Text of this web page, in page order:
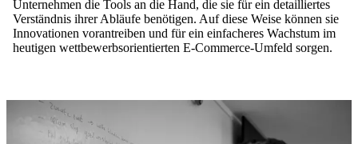
Unternehmen die Tools an die Hand, die sie für ein detailliertes
Verständnis ihrer Abläufe benötigen. Auf diese Weise können sie
Innovationen vorantreiben und für ein einfacheres Wachstum im
heutigen wettbewerbsorientierten E-Commerce-Umfeld sorgen.